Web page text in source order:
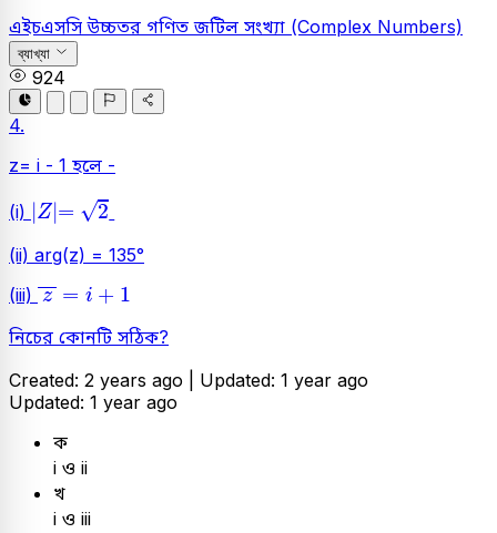
এইচএসসিউচ্চতর গণিতজটিল সংখ্যা (Complex Numbers)
ব্যাখ্যা
924
4.
z= i - 1 হলে -
(i) |Z|= √2
Z=
(ii) arg(z) = 135°
(iii) z = i + 1
z= 1
নিচের কোনটি সঠিক?
Created: 2 years ago | Updated: 1 year ago
Updated: 1 year ago
ক
i ও ii
খ
i ও iii